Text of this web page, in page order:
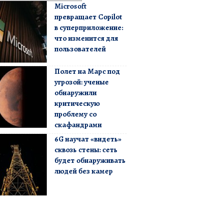
Microsoft
превращает Copilot
в суперприложение:
что изменится для
пользователей
Полет на Марс под
угрозой: ученые
обнаружили
критическую
проблему со
скафандрами
6G научат «видеть»
сквозь стены: сеть
будет обнаруживать
людей без камер